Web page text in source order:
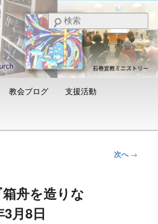
会（Ishinomaki
Church）
「石巻宣教支援会」によって支えられる新し
ご紹介
索
教会ブログ 支援活動
次へ→
舟を造りな
月8日